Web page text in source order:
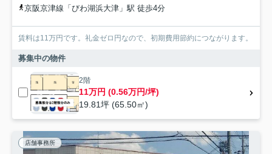
京阪京津線「びわ湖浜大津」駅 徒歩4分
賃料は11万円です。礼金ゼロ円なので、初期費用節約につながります。
募集中の物件
2階
11万円 (0.56万円/坪)
19.81坪 (65.50㎡)
店舗事務所